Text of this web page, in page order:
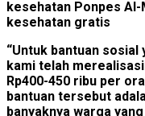
kesehatan Ponpes Al-
kesehatan gratis
“Untuk bantuan sosial
kami telah
Rp400-450 ribu per
bantuan tersebut
banyaknya warga